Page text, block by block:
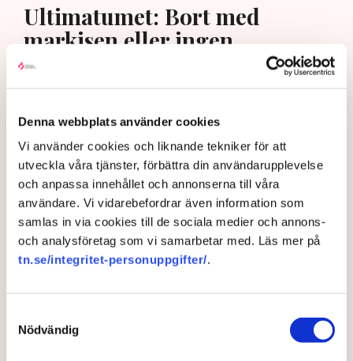
Denna webbplats använder cookies
Vi använder cookies och liknande tekniker för att
utveckla våra tjänster, förbättra din användarupplevelse
och anpassa innehållet och annonserna till våra
användare. Vi vidarebefordrar även information som
samlas in via cookies till de sociala medier och annons-
och analysföretag som vi samarbetar med. Läs mer på
tn.se/integritet-personuppgifter/.
Nödvändig
Ultimatumet: Bort med
markisen eller ingen
uteservering – ”Rena
utpressningssituationen”
längre tillåten”, säger Linda Nilsson som driver Lindas Kula i
Norrköping. Bild: Privat